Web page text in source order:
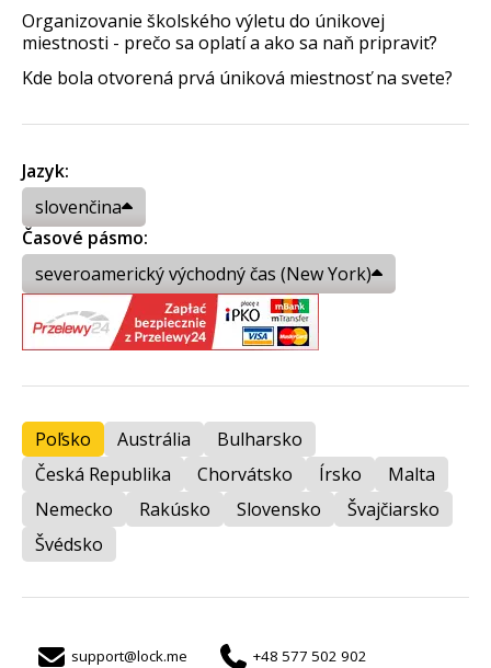
Organizovanie školského výletu do únikovej
miestnosti - prečo sa oplatí a ako sa naň pripraviť?
Kde bola otvorená prvá úniková miestnosť na svete?
Jazyk:
slovenčina
Časové pásmo:
severoamerický východný čas (New York)
Poľsko Austrália
Bulharsko
Česká Republika
Chorvátsko Írsko
Malta
Nemecko
Rakúsko Slovensko
Švajčiarsko
Švédsko
support@lock.me +48 577 502 902